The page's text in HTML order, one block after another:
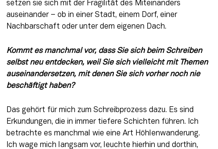
setzen sie sich mit der Fragilität des Miteinanders
auseinander – ob in einer Stadt, einem Dorf, einer
Nachbarschaft oder unter dem eigenen Dach.
Kommt es manchmal vor, dass Sie sich beim Schreiben
selbst neu entdecken, weil Sie sich vielleicht mit Themen
auseinandersetzen, mit denen Sie sich vorher noch nie
beschäftigt haben?
Das gehört für mich zum Schreibprozess dazu. Es sind
Erkundungen, die in immer tiefere Schichten führen. Ich
betrachte es manchmal wie eine Art Höhlenwanderung.
Ich wage mich langsam vor, leuchte hierhin und dorthin,